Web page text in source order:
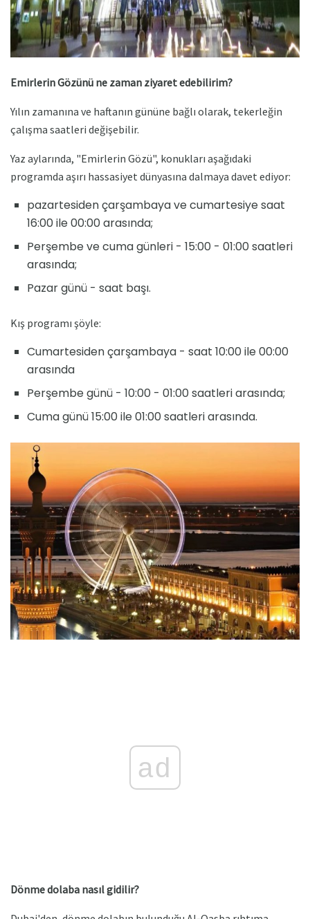
Emirlerin Gözünü ne zaman ziyaret edebilirim?
Yılın zamanına ve haftanın gününe bağlı olarak, tekerleğin
çalışma saatleri değişebilir.
Yaz aylarında, "Emirlerin Gözü", konukları aşağıdaki
programda aşırı hassasiyet dünyasına dalmaya davet ediyor:
pazartesiden çarşambaya ve cumartesiye saat
16:00 ile 00:00 arasında;
Perşembe ve cuma günleri - 15:00 - 01:00 saatleri
arasında;
Pazar günü - saat başı.
Kış programı şöyle:
Cumartesiden çarşambaya - saat 10:00 ile 00:00
arasında
Perşembe günü - 10:00 - 01:00 saatleri arasında;
Cuma günü 15:00 ile 01:00 saatleri arasında.
ad
Dönme dolaba nasıl gidilir?